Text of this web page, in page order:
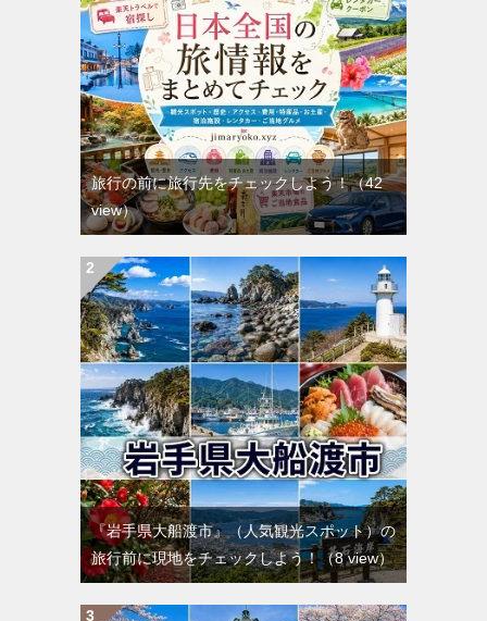
旅行の前に旅行先をチェックしよう！（42
view）
『岩手県大船渡市』（人気観光スポット）の
旅行前に現地をチェックしよう！（8 view）